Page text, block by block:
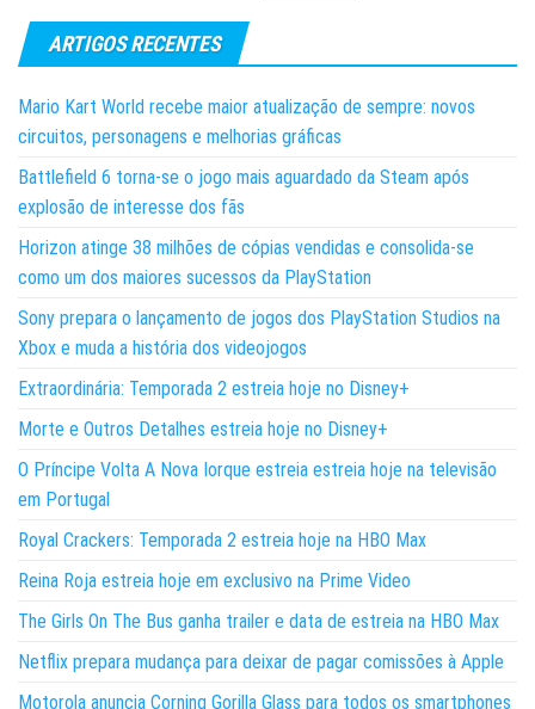
ARTIGOS RECENTES
Mario Kart World recebe maior atualização de sempre: novos
circuitos, personagens e melhorias gráficas
Battlefield 6 torna-se o jogo mais aguardado da Steam após
explosão de interesse dos fãs
Horizon atinge 38 milhões de cópias vendidas e consolida-se
como um dos maiores sucessos da PlayStation
Sony prepara o lançamento de jogos dos PlayStation Studios na
Xbox e muda a história dos videojogos
Extraordinária: Temporada 2 estreia hoje no Disney+
Morte e Outros Detalhes estreia hoje no Disney+
O Príncipe Volta A Nova Iorque estreia estreia hoje na televisão
em Portugal
Royal Crackers: Temporada 2 estreia hoje na HBO Max
Reina Roja estreia hoje em exclusivo na Prime Video
The Girls On The Bus ganha trailer e data de estreia na HBO Max
Netflix prepara mudança para deixar de pagar comissões à Apple
Motorola anuncia Corning Gorilla Glass para todos os smartphones